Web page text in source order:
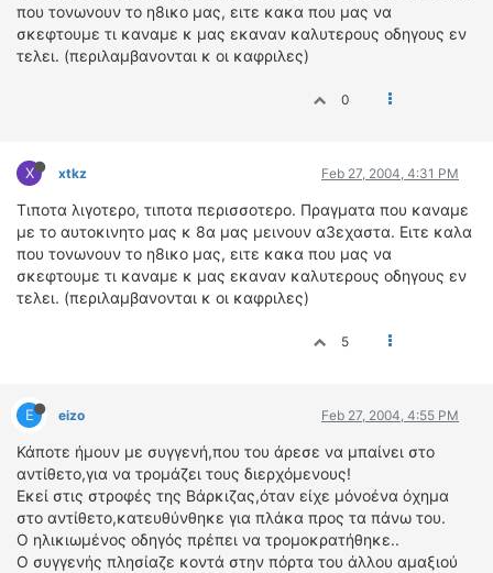
που τονωνουν το η8ικο μας, ειτε κακα που μας να
σκεφτουμε τι καναμε κ μας εκαναν καλυτερους οδηγους εν
τελει. (περιλαμβανονται κ οι καφριλες)
0
X xtkz Feb 27, 2004, 4:31 PM
Τιποτα λιγοτερο, τιποτα περισσοτερο. Πραγματα που καναμε
με το αυτοκινητο μας κ 8α μας μεινουν α3εχαστα. Ειτε καλα
που τονωνουν το η8ικο μας, ειτε κακα που μας να
σκεφτουμε τι καναμε κ μας εκαναν καλυτερους οδηγους εν
τελει. (περιλαμβανονται κ οι καφριλες)
5
E eizo Feb 27, 2004, 4:55 PM
Κάποτε ήμουν με συγγενή,που του άρεσε να μπαίνει στο
αντίθετο,για να τρομάζει τους διερχόμενους!
Εκεί στις στροφές της Βάρκιζας,όταν είχε μόνοένα όχημα
στο αντίθετο,κατευθύνθηκε για πλάκα προς τα πάνω του.
Ο ηλικιωμένος οδηγός πρέπει να τρομοκρατήθηκε..
Ο συγγενής πλησίαζε κοντά στην πόρτα του άλλου αμαξιού
ΕΙΔΗΣΕΙΣ
ΑΓΩΝΕΣ
ΕΛΛΗΝΙΚΟΙ ΑΓΩΝΕΣ
ΤΙΜΕΣ
4T CLASSIC
ΜΟΝΤΕΛΑ
ΑΓΩΝΕΣ/ΔΙΟΡΓΑΝΩΣΕΙΣ
ΑΓΟΡΑ
ΠΩΛΗΣΕΙΣ
ΠΡΟΣΦΟΡΕΣ
ΜΕΤΑΧΕΙΡΙΣΜΕΝΑ